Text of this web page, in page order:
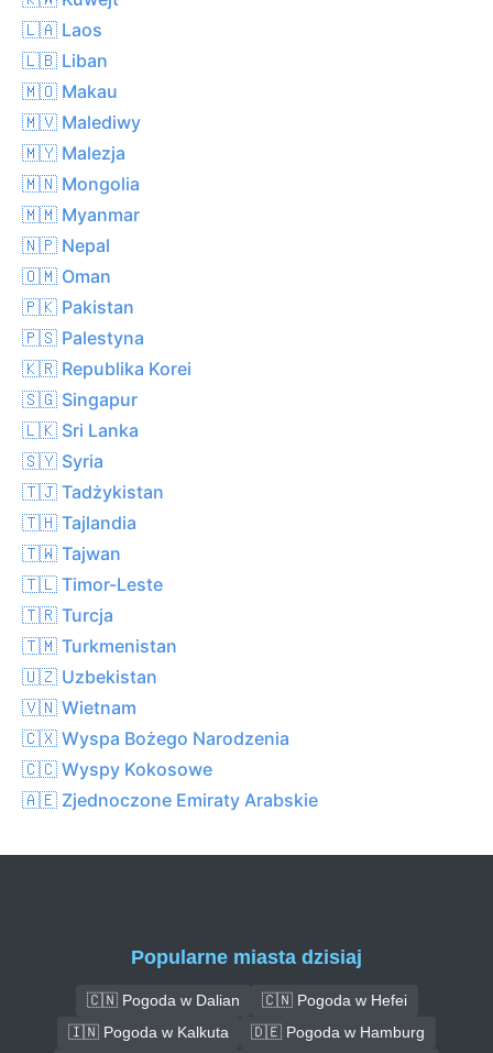
🇱🇦 Laos
🇱🇧 Liban
🇲🇴 Makau
🇲🇻 Malediwy
🇲🇾 Malezja
🇲🇳 Mongolia
🇲🇲 Myanmar
🇳🇵 Nepal
🇴🇲 Oman
🇵🇰 Pakistan
🇵🇸 Palestyna
🇰🇷 Republika Korei
🇸🇬 Singapur
🇱🇰 Sri Lanka
🇸🇾 Syria
🇹🇯 Tadżykistan
🇹🇭 Tajlandia
🇹🇼 Tajwan
🇹🇱 Timor-Leste
🇹🇷 Turcja
🇹🇲 Turkmenistan
🇺🇿 Uzbekistan
🇻🇳 Wietnam
🇨🇽 Wyspa Bożego Narodzenia
🇨🇨 Wyspy Kokosowe
🇦🇪 Zjednoczone Emiraty Arabskie
Popularne miasta dzisiaj
🇨🇳 Pogoda w Dalian
🇨🇳 Pogoda w Hefei
🇮🇳 Pogoda w Kalkuta
🇩🇪 Pogoda w Hamburg